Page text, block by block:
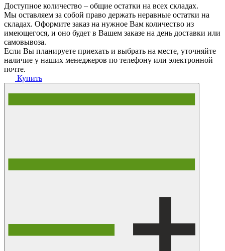
Доступное количество – общие остатки на всех складах.
Мы оставляем за собой право держать неравные остатки на
складах. Оформите заказ на нужное Вам количество из
имеющегося, и оно будет в Вашем заказе на день доставки или
самовывоза.
Если Вы планируете приехать и выбрать на месте, уточняйте
наличие у наших менеджеров по телефону или электронной
почте.
Купить